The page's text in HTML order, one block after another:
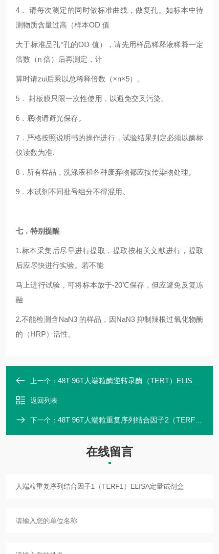
4 ． 请每次测定的同时做标准曲线，做复孔。如标本中待
测物质含量过高（样本OD 值
大于标准品孔*孔的OD 值），请先用样品稀释液稀释一定
倍数（n 倍）后再测定，计
算时请zui后乘以总稀释倍数（×n×5）。
5 ． 封板膜只限一次性使用，以避免交叉污染。
6 ．底物请避光保存。
7 ．严格按照说明书的操作进行，试验结果判定必须以酶标
仪读数为准.
8 ．所有样品，洗涤液和各种废弃物都应按传染物处理。
9 ．本试剂不同批号组分不得混用。
七．特别提醒
1.标本采集后尽早进行提取，提取按相关文献进行，提取
后应尽快进行实验。若不能
马上进行试验，可将标本放于-20℃保存，但应避免反复冻
融
2.不能检测含NaN3 的样品，因NaN3 抑制辣根过氧化物酶
的（HRP）活性。
上一个： 48T 96T人端粒酶逆转录酶（TERT）ELISA定量试剂盒说明书
返回列表
下一个： 48T 96T人端粒重复序列结合因子2（TERF2）ELISA定量试剂盒
在线留言